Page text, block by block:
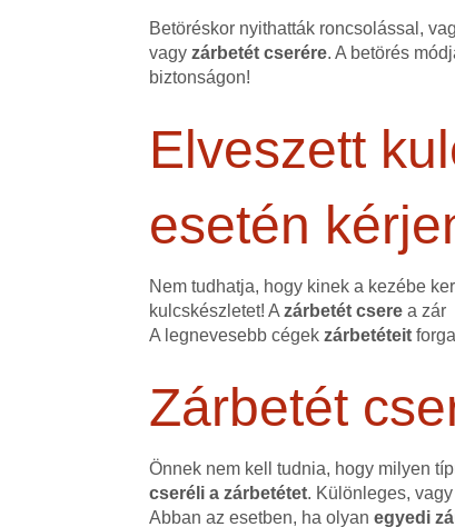
Betöréskor nyithatták roncsolással,
vagy zárbetét cserére. A betörés
biztonságon!
Elveszett
esetén
Nem tudhatja, hogy kinek a kezébe
kulcskészletet! Azárbetét csere a zár
A legnevesebb cégekzárbetéteit
Zárbetét
Önnek nem kell tudnia, hogy milyen
cseréli a zárbetétet. Különleges,
Abban az esetben, ha olyanegyedi